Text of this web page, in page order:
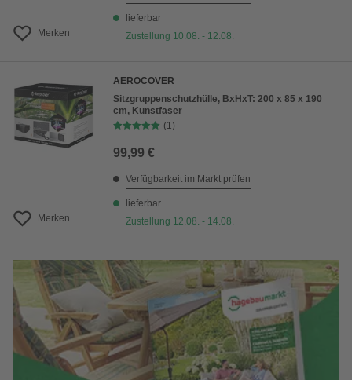
Merken
lieferbar
Zustellung 10.08. - 12.08.
Merken
AEROCOVER
Sitzgruppenschutzhülle, BxHxT: 200 x 85 x 190
cm, Kunstfaser
(1)
99,99 €
Verfügbarkeit im Markt prüfen
lieferbar
Zustellung 12.08. - 14.08.